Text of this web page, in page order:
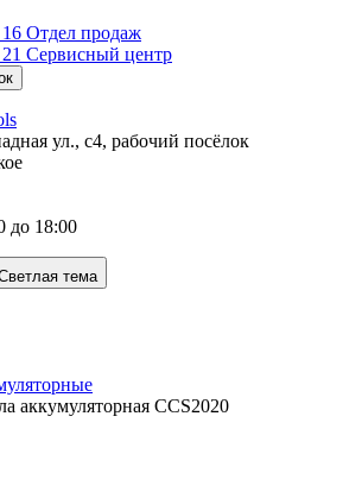
Отдел продаж
Cервисный центр
ул., с4, рабочий посёлок
до 18:00
тема
аккумуляторная CCS2020